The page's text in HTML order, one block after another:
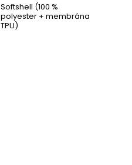
Softshell (100 %
polyester + membrána
TPU)